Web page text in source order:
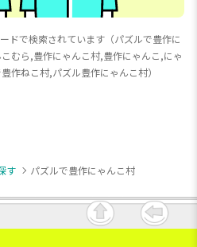
ドで検索されています（パズルで豊作に
むら,豊作にゃんこ村,豊作にゃんこ,にゃ
作ねこ村,パズル豊作にゃんこ村）
す パズルで豊作にゃんこ村